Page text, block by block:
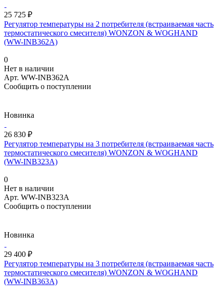
25 725 ₽
Регулятор температуры на 2 потребителя (встраиваемая часть
термостатического смесителя) WONZON & WOGHAND
(WW-INB362A)
0
Нет в наличии
Арт. WW-INB362A
Сообщить о поступлении
Новинка
26 830 ₽
Регулятор температуры на 3 потребителя (встраиваемая часть
термостатического смесителя) WONZON & WOGHAND
(WW-INB323A)
0
Нет в наличии
Арт. WW-INB323A
Сообщить о поступлении
Новинка
29 400 ₽
Регулятор температуры на 3 потребителя (встраиваемая часть
термостатического смесителя) WONZON & WOGHAND
(WW-INB363A)